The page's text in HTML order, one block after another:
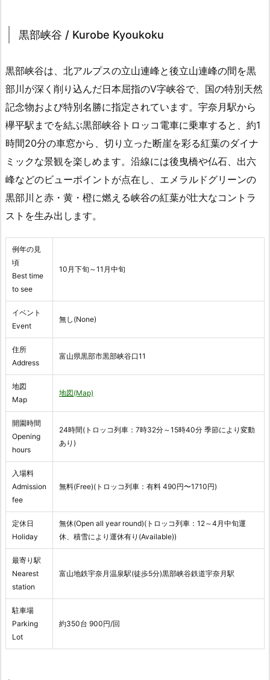
黒部峡谷 / Kurobe Kyoukoku
黒部峡谷は、北アルプスの立山連峰と後立山連峰の間を黒
部川が深く削り込んだ日本屈指のV字峡谷で、国の特別天然
記念物および特別名勝に指定されています。宇奈月駅から
欅平駅までを結ぶ黒部峡谷トロッコ電車に乗車すると、約1
時間20分の車窓から、切り立った断崖を彩る紅葉のダイナ
ミックな景観を楽しめます。沿線には後曳橋や仏石、出六
峰などのビューポイントが点在し、エメラルドグリーンの
黒部川と赤・黄・橙に燃える峡谷の紅葉が壮大なコントラ
ストを生み出します。
例年の見
頃
Best time
to see
10月下旬～11月中旬
イベント
Event
無し(None)
住所
Address
富山県黒部市黒部峡谷口11
地図
Map
地図(Map)
開園時間
Opening
hours
24時間(トロッコ列車：7時32分～15時40分 季節により変動
あり)
入場料
Admission
fee
無料(Free)(トロッコ列車：有料 490円〜1710円)
定休日
Holiday
無休(Open all year round)(トロッコ列車：12～4月中旬運
休、積雪により運休有り(Available))
最寄り駅
Nearest
station
富山地鉄宇奈月温泉駅(徒歩5分)黒部峡谷鉄道宇奈月駅
駐車場
Parking
Lot
約350台 900円/回